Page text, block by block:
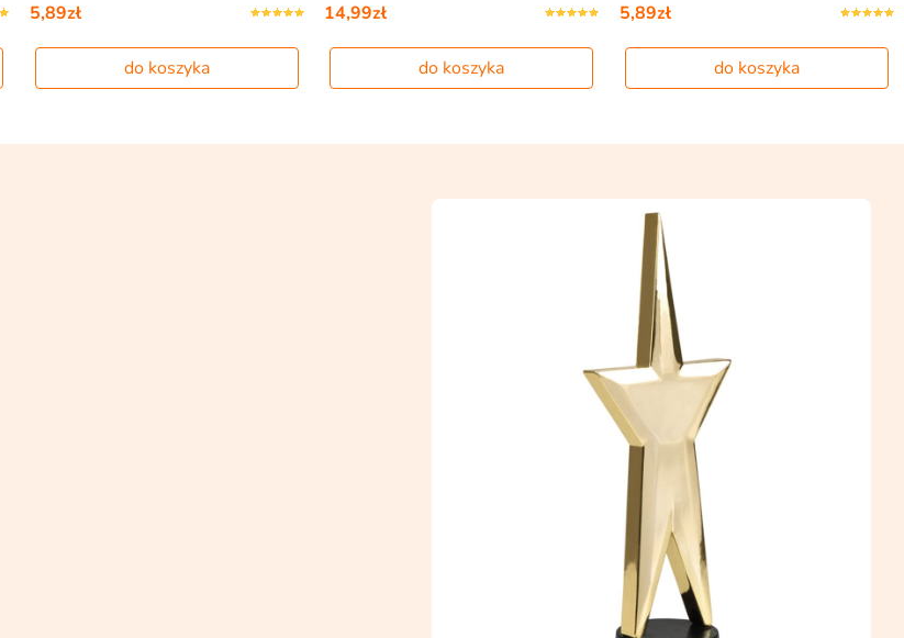
5,89zł
do koszyka
14,99zł
do koszyka
5,89zł
do koszyka